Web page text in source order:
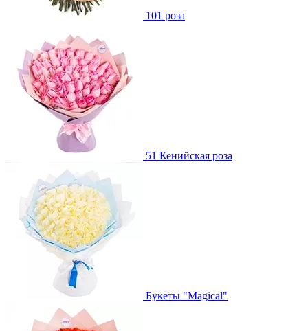
101 роза
51 Кенийская роза
Букеты "Magical"